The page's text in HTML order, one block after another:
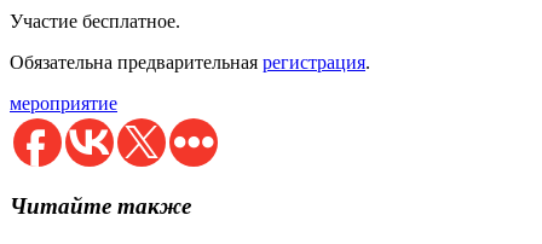
Участие бесплатное.
Обязательна предварительная регистрация.
мероприятие
Читайте также